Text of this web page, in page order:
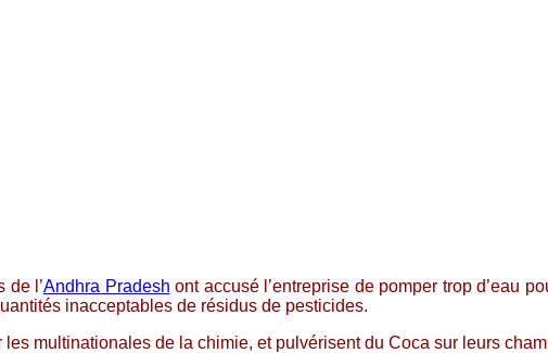
de l’Andhra Pradesh ont accusé l’entreprise de pomper trop d’eau
inacceptables de résidus de pesticides.
multinationales de la chimie, et pulvérisent du Coca sur leurs